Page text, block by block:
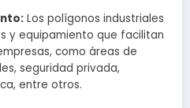
Los polígonos industriales
y equipamiento que facilitan
como áreas de
seguridad privada,
entre otros.